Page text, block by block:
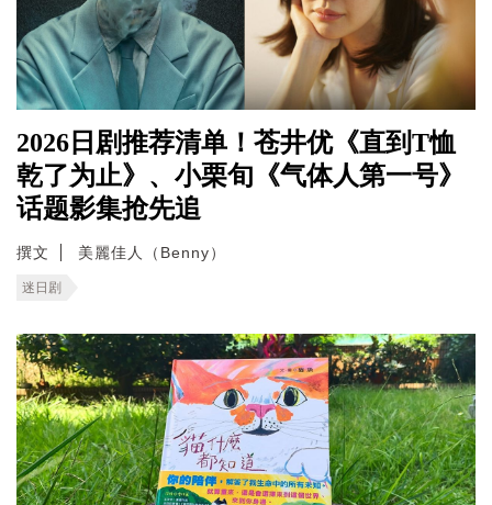
2026日剧推荐清单！苍井优《直到T恤
乾了为止》、小栗旬《气体人第一号》
话题影集抢先追
撰文 美麗佳人（Benny）
迷日剧